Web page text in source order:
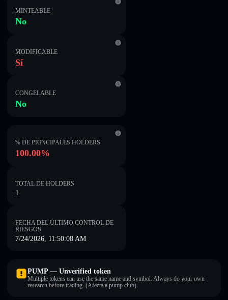
MINTEABLE
No
MODIFICABLE
Sí
CONGELABLE
No
% DE PRINCIPALES HOLDERS
100.00%
TOTAL DE HOLDERS
1
FECHA DEL ÚLTIMO CONTROL DE
RIESGOS
7/24/2026, 11:50:08 AM
PUMP — Unverified token
Multiple tokens can use the same name and symbol. Always do your own
research before trading. (Afecta a pump club).